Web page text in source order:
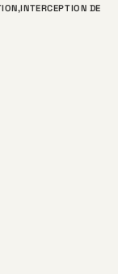
,INTERCEPTION DE